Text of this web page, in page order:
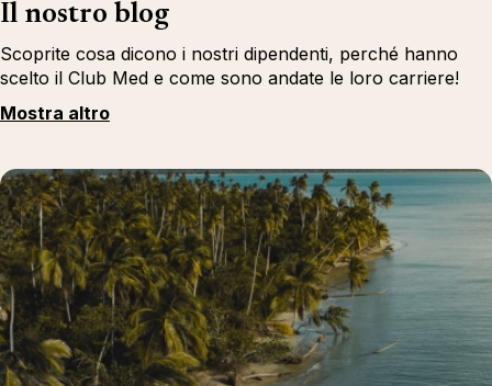
Il nostro blog
Scoprite cosa dicono i nostri dipendenti, perché hanno
scelto il Club Med e come sono andate le loro carriere!
Mostra altro